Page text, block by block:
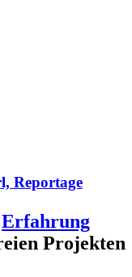
Reportage
Erfahrung
Projekten